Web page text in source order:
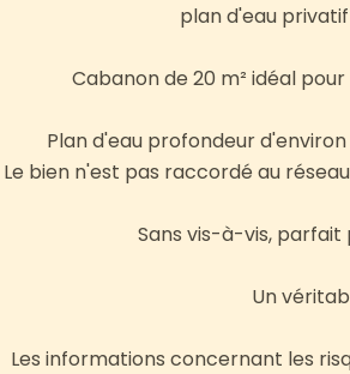
plan d'eau
Cabanon de 20 m² idéal
Plan d'eau profondeur
Le bien n'est pas raccordé au
Sans vis-à-vis, parfait
Un
Les informations concernant les